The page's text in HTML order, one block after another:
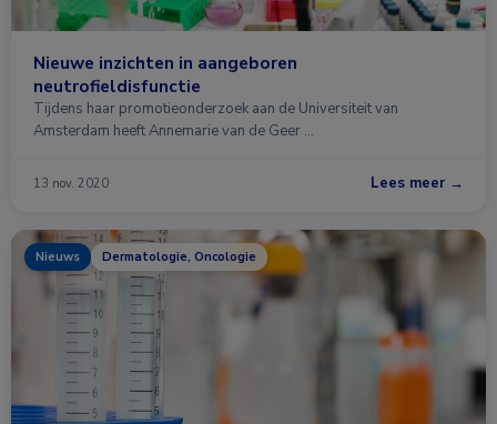
Nieuwe inzichten in aangeboren
neutrofieldisfunctie
Tijdens haar promotieonderzoek aan de Universiteit van
Amsterdam heeft Annemarie van de Geer …
13 nov. 2020 Lees meer →
Nieuws Dermatologie, Oncologie